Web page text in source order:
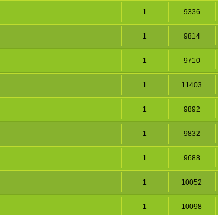
1 9336
1 9814
1 9710
1 11403
1 9892
1 9832
1 9688
1 10052
1 10098